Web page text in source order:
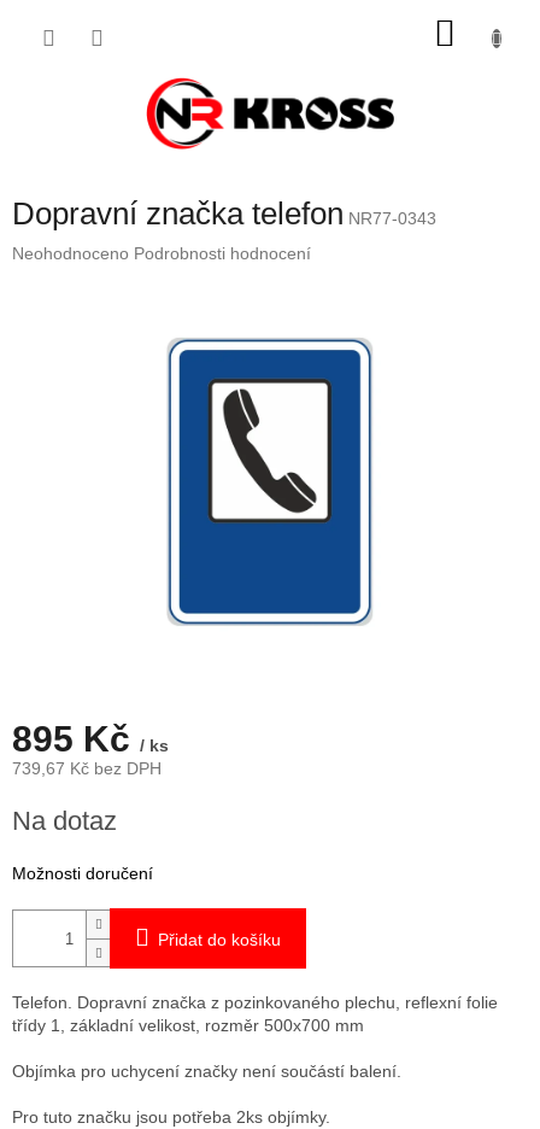
Dopravní značka telefon NR77-0343
Průměrné
Neohodnoceno Podrobnosti hodnocení
895 Kč / ks
739,67 Kč bez DPH
cena:
Na dotaz
Možnosti doručení
Přidat do košíku
Telefon. Dopravní značka z pozinkovaného plechu, reflexní folie
třídy 1, základní velikost, rozměr 500x700 mm
Objímka pro uchycení značky není součástí balení.
Pro tuto značku jsou potřeba 2ks objímky.